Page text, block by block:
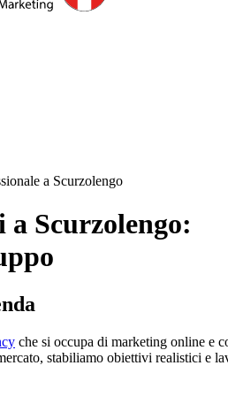
a Scurzolengo
Scurzolengo:
che si occupa di marketing online e
stabiliamo obiettivi realistici e